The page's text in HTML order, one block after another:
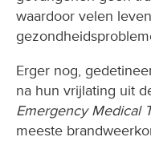
waardoor velen
Erger nog,
na hun vrijlating uit
Emergency Medical
meeste